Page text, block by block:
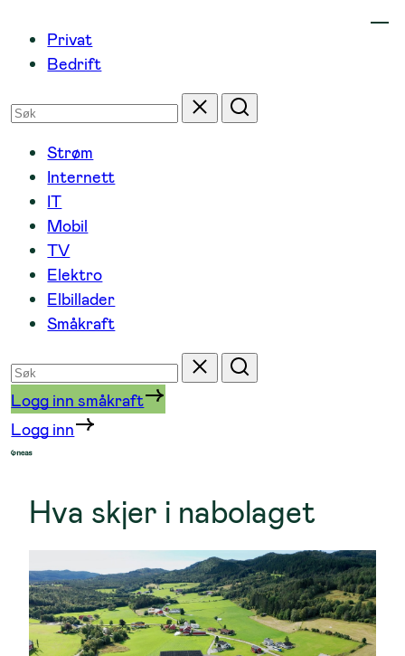
innhold
Privat
Bedrift
Søk
etter
Tilbakestill
Søk
Strøm
Internett
IT
Mobil
TV
Elektro
Elbillader
Småkraft
Søk
etter
Tilbakestill
Søk
Logg inn småkraft
Logg inn
Hva skjer i nabolaget